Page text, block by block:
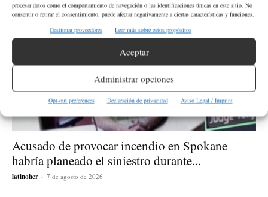
procesar datos como el comportamiento de navegación o las identificaciones únicas en este sitio. No
consentir o retirar el consentimiento, puede afectar negativamente a ciertas características y funciones.
Gestionar proveedores
Leer más sobre estos propósitos
Aceptar
Administrar opciones
Opt-out preferences Declaración de privacidad Aviso Legal / Imprint
Acusado de provocar incendio en Spokane
habría planeado el siniestro durante...
latinoher - 7 de agosto de 2026